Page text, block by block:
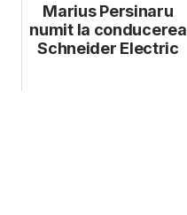
Marius Persinaru
numit la conducerea
Schneider Electric